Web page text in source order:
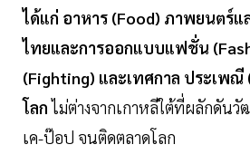
ได้แก่ อาหาร (Food) ภาพยนตร์
ไทยและการออกแบบแฟชั่น
(Fighting) และเทศกาล ประเพณี
โลกไม่ต่างจากเกาหลีใต้ที่ผลักดันวั
เค-ป๊อป จนติดตลาดโลก